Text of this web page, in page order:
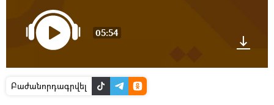
05:54
Բաժանորդագրվել